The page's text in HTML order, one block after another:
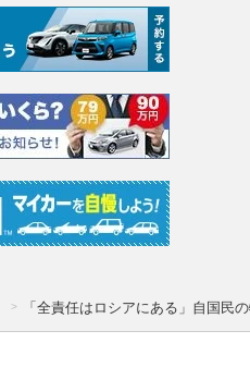
「全責任はロシアにある」自国民